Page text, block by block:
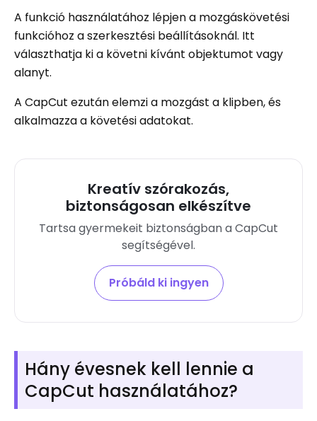
A funkció használatához lépjen a mozgáskövetési
funkcióhoz a szerkesztési beállításoknál. Itt
választhatja ki a követni kívánt objektumot vagy
alanyt.
A CapCut ezután elemzi a mozgást a klipben, és
alkalmazza a követési adatokat.
Kreatív szórakozás,
biztonságosan elkészítve
Tartsa gyermekeit biztonságban a CapCut
segítségével.
Próbáld ki ingyen
Hány évesnek kell lennie a
CapCut használatához?